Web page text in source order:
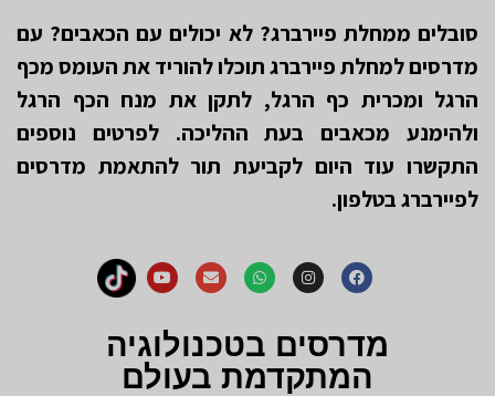
סובלים ממחלת פיירברג? לא יכולים עם הכאבים? עם
מדרסים למחלת פיירברג תוכלו להוריד את העומס מכף
הרגל ומכרית כף הרגל, לתקן את מנח הכף הרגל
ולהימנע מכאבים בעת ההליכה. לפרטים נוספים
התקשרו עוד היום לקביעת תור להתאמת מדרסים
לפיירברג בטלפון.
מדרסים בטכנולוגיה
המתקדמת בעולם